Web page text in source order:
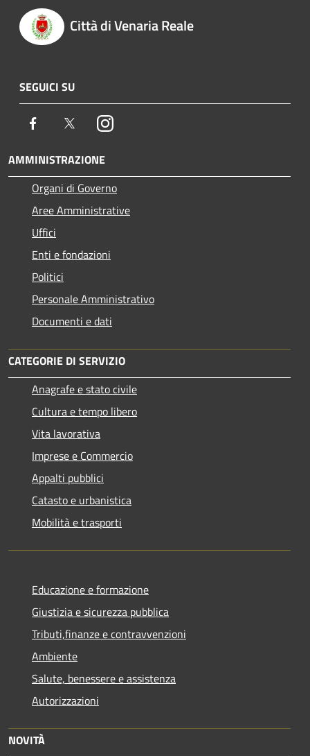
Città di Venaria Reale
SEGUICI SU
Facebook TwitterInstagram
AMMINISTRAZIONE
Organi di Governo
Aree Amministrative
Uffici
Enti e fondazioni
Politici
Personale Amministrativo
Documenti e dati
CATEGORIE DI SERVIZIO
Anagrafe e stato civile
Cultura e tempo libero
Vita lavorativa
Imprese e Commercio
Appalti pubblici
Catasto e urbanistica
Mobilità e trasporti
Educazione e formazione
Giustizia e sicurezza pubblica
Tributi,finanze e contravvenzioni
Ambiente
Salute, benessere e assistenza
Autorizzazioni
NOVITÀ